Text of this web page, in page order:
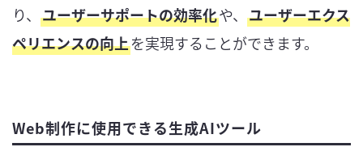
り、 ユーザーサポートの効率化や、 ユーザーエクス
ペリエンスの向上を実現することができます。
Web制作に使用できる生成AIツール